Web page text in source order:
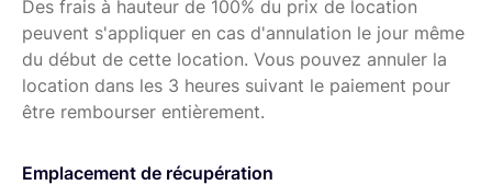
Des frais à hauteur de 100% du prix de location
peuvent s'appliquer en cas d'annulation le jour même
du début de cette location. Vous pouvez annuler la
location dans les 3 heures suivant le paiement pour
être rembourser entièrement.
Emplacement de récupération